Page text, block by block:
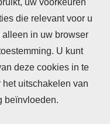
uw voorkeuren
die relevant voor u
in uw browser
U kunt
deze cookies in te
uitschakelen van
beïnvloeden.